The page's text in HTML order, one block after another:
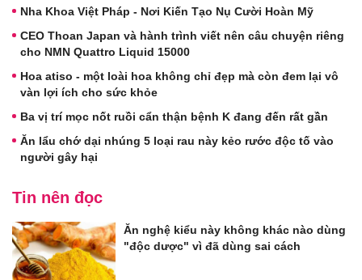
Nha Khoa Việt Pháp - Nơi Kiến Tạo Nụ Cười Hoàn Mỹ
CEO Thoan Japan và hành trình viết nên câu chuyện riêng
cho NMN Quattro Liquid 15000
Hoa atiso - một loài hoa không chỉ đẹp mà còn đem lại vô
vàn lợi ích cho sức khỏe
Ba vị trí mọc nốt ruồi cẩn thận bệnh K đang đến rất gần
Ăn lẩu chớ dại nhúng 5 loại rau này kẻo rước độc tố vào
người gây hại
Tin nên đọc
Ăn nghệ kiểu này không khác nào dùng
"độc dược" vì đã dùng sai cách